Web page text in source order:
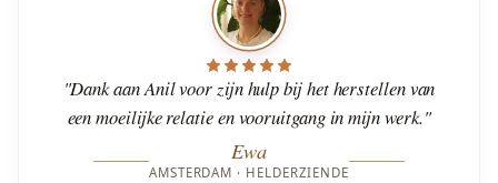
"Dank aan Anil voor zijn hulp bij het herstellen van
een moeilijke relatie en vooruitgang in mijn werk."
Ewa
AMSTERDAM · HELDERZIENDE